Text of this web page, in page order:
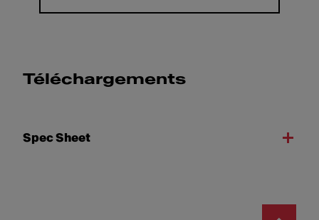
Téléchargements
Spec Sheet